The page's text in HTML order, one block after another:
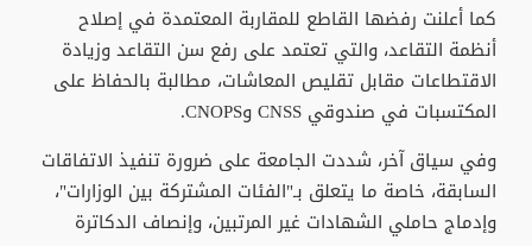
كما أعلنت رفضها القاطع للمقاربة المعتمدة في إصلاح
أنظمة التقاعد، والتي تعتمد على رفع سن التقاعد وزيادة
الاقتطاعات مقابل تقليص المعاشات، مطالبة بالحفاظ على
المكتسبات في صندوقي CNSS وCNOPS.
وفي سياق آخر، شددت الجامعة على ضرورة تنفيذ الاتفاقات
السابقة، خاصة ما يتعلق بـ"الفئات المشتركة بين الوزارات"،
وإدماج حاملي الشهادات غير المرتبين، وإنصاف الدكاترة